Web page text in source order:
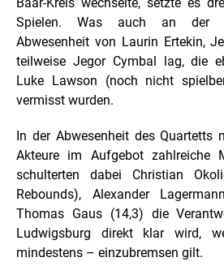
Spielen. Was auch an der
Abwesenheit von Laurin Ertekin,
teilweise Jegor Cymbal lag, die
Luke Lawson (noch nicht
vermisst wurden.
In der Abwesenheit des Quartetts
Akteure im Aufgebot zahlreiche
schulterten dabei Christian
Rebounds), Alexander
Thomas Gaus (14,3) die
Ludwigsburg direkt klar wird,
mindestens – einzubremsen gilt.